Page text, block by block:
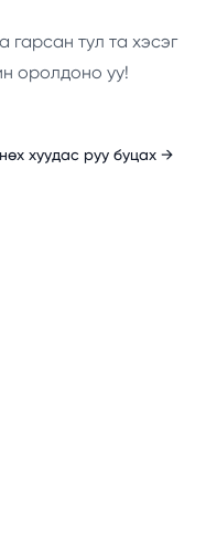
тул та хэсэг
оролдоно уу!
хуудас руу буцах →